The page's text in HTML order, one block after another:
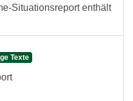
Situationsreport enthält
Texte